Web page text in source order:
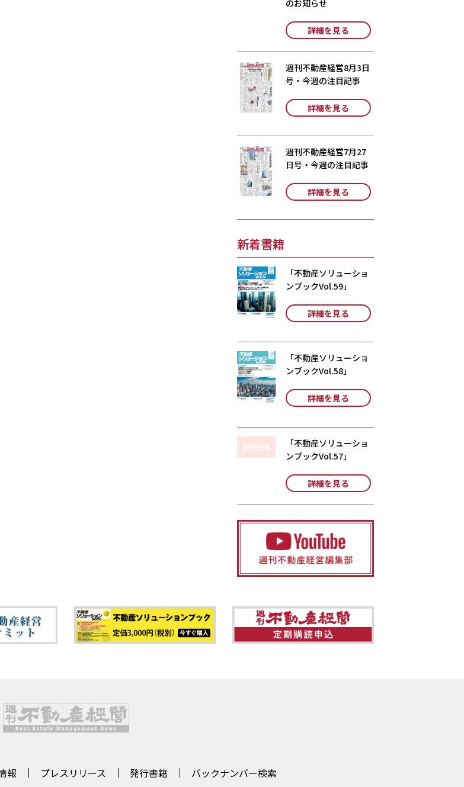
のお知らせ
詳細を見る
週刊不動産経営8月3日
号・今週の注目記事
詳細を見る
週刊不動産経営7月27
日号・今週の注目記事
詳細を見る
新着書籍
「不動産ソリューショ
ンブックVol.59」
詳細を見る
「不動産ソリューショ
ンブックVol.58」
詳細を見る
「不動産ソリューショ
ンブックVol.57」
詳細を見る
報 プレスリリース 発行書籍 バックナンバー検索